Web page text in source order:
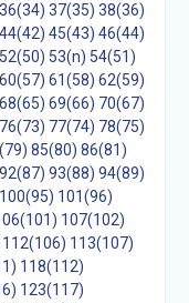
36(34) 37(35) 38(36)
44(42) 45(43) 46(44)
52(50) 53(n) 54(51)
60(57) 61(58) 62(59)
68(65) 69(66) 70(67)
76(73) 77(74) 78(75)
85(80) 86(81)
92(87) 93(88) 94(89)
100(95) 101(96)
107(102)
112(106) 113(107)
118(112)
123(117)